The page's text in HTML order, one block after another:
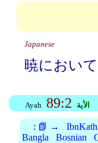
Japanese
暁において
Ayah 89:2 الأية
: 📗 →
Bangla
Bosnian